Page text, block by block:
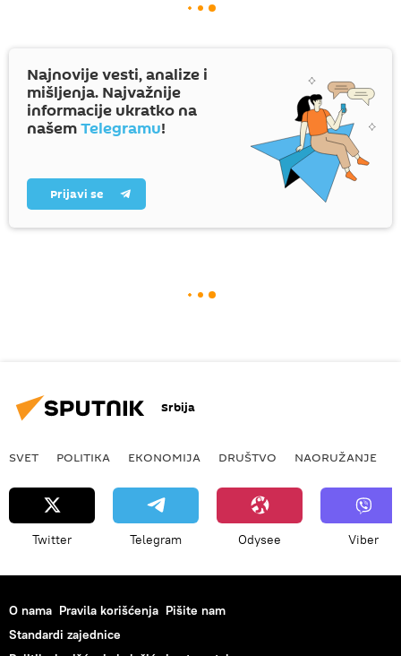
Najnovije vesti, analize i
mišljenja. Najvažnije
informacije ukratko na
našemTelegramu!
Prijavi se
Srbija
SVET POLITIKA EKONOMIJA DRUŠTVO NAORUŽANJE
Twitter Telegram Odysee Viber
O nama Pravila korišćenja Pišite nam
Standardi zajednice